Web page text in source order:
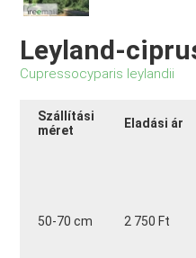
Leyland-
Cupressocyparis leylandii
Szállítási
méret
Eladási ár
50-70 cm 2 750 Ft